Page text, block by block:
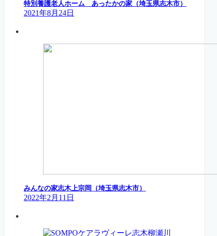
特別養護老人ホーム あったかの家（埼玉県志木市）
2021年8月24日
みんなの家志木上宗岡（埼玉県志木市）
2022年2月11日